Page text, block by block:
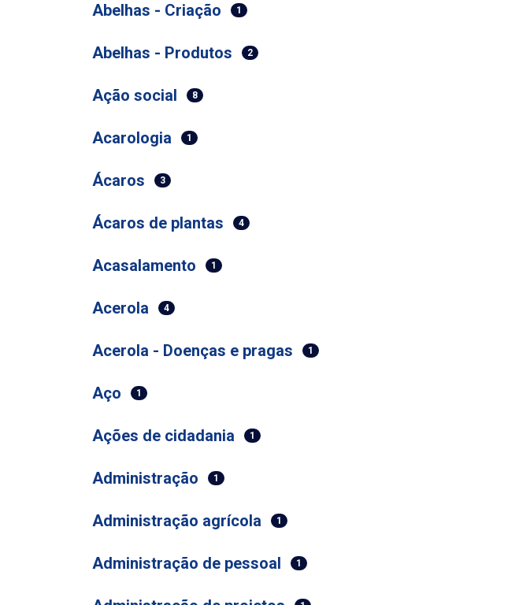
Abelhas - Criação 1
Abelhas - Produtos 2
Ação social 8
Acarologia 1
Ácaros 3
Ácaros de plantas 4
Acasalamento 1
Acerola 4
Acerola - Doenças e pragas 1
Aço 1
Ações de cidadania 1
Administração 1
Administração agrícola 1
Administração de pessoal 1